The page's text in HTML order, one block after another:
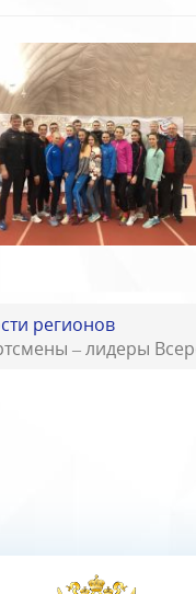
регионов
– лидеры